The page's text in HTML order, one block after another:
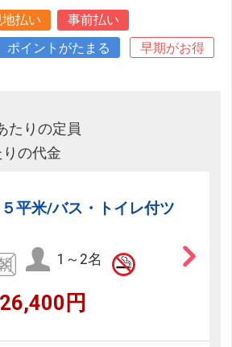
払い
事前払い
ポイントがたまる
早期がお得
たりの定員
の代金
平米/バス・トイレ付ツ
1～2名
円